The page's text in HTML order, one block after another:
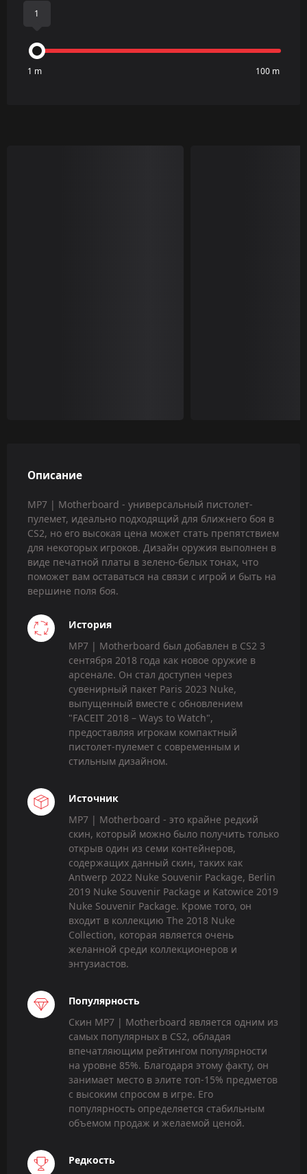
1
1 m 100 m
Описание
MP7 | Motherboard - универсальный пистолет-
пулемет, идеально подходящий для ближнего боя в
CS2, но его высокая цена может стать препятствием
для некоторых игроков. Дизайн оружия выполнен в
виде печатной платы в зелено-белых тонах, что
поможет вам оставаться на связи с игрой и быть на
вершине поля боя.
История
MP7 | Motherboard был добавлен в CS2 3
сентября 2018 года как новое оружие в
арсенале. Он стал доступен через
сувенирный пакет Paris 2023 Nuke,
выпущенный вместе с обновлением
"FACEIT 2018 – Ways to Watch",
предоставляя игрокам компактный
пистолет-пулемет с современным и
стильным дизайном.
Источник
MP7 | Motherboard - это крайне редкий
скин, который можно было получить только
открыв один из семи контейнеров,
содержащих данный скин, таких как
Antwerp 2022 Nuke Souvenir Package, Berlin
2019 Nuke Souvenir Package и Katowice 2019
Nuke Souvenir Package. Кроме того, он
входит в коллекцию The 2018 Nuke
Collection, которая является очень
желанной среди коллекционеров и
энтузиастов.
Популярность
Скин MP7 | Motherboard является одним из
самых популярных в CS2, обладая
впечатляющим рейтингом популярности
на уровне 85%. Благодаря этому факту, он
занимает место в элите топ-15% предметов
с высоким спросом в игре. Его
популярность определяется стабильным
объемом продаж и желаемой ценой.
Редкость